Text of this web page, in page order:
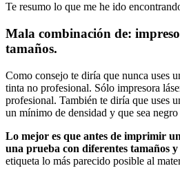
Te resumo lo que me he ido
Mala combinación de:
tamaños.
Como consejo te diría que nunca uses
tinta no profesional. Sólo impresora
profesional. También te diría que uses
un mínimo de densidad y que sea
Lo mejor es que antes de imprimir
una prueba con diferentes tamaños y
etiqueta lo más parecido posible al